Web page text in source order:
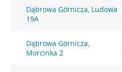
Dąbrowa Górnicza, Ludowa
19A
Dąbrowa Górnicza,
Morcinka 2